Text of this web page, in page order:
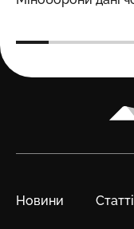
Новини Статті